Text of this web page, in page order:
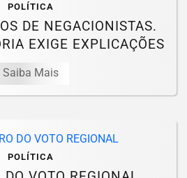
POLÍTICA
DE NEGACIONISTAS.
EXIGE EXPLICAÇÕES
Saiba Mais
POLÍTICA